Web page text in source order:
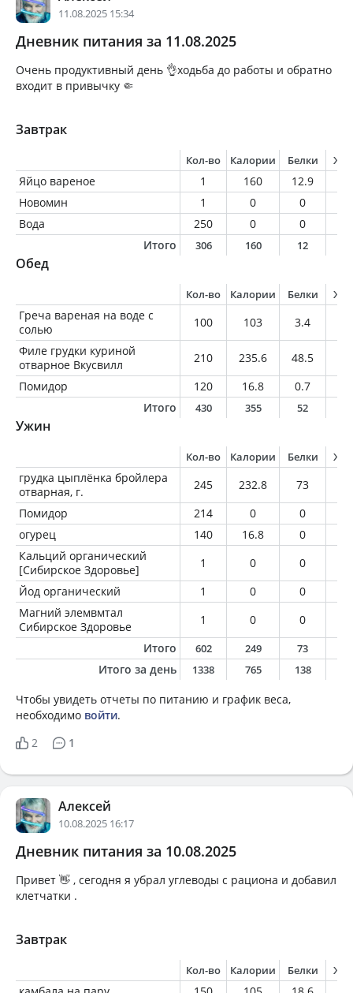
11.08.2025 15:34
Дневник питания за 11.08.2025
Очень продуктивный день 👌ходьба до работы и обратно
входит в привычку 🤏
Завтрак
Кол-во Калории Белки
Яйцо вареное 1 160 12.9
Новомин
1 0 0
Вода
250 0 0
Итого
306 160 12
Обед
Кол-во Калории Белки
Греча вареная на воде с
солью
100 103 3.4
Филе грудки куриной
отварное Вкусвилл
210 235.6 48.5
Помидор
120 16.8 0.7
Итого
430 355 52
Ужин
Кол-во Калории Белки
грудка цыплёнка бройлера
отварная, г.
245 232.8 73
Помидор
214 0 0
огурец
140 16.8 0
Кальций органический
[Сибирское Здоровье]
1 0 0
Йод органический
1 0 0
Магний элемвмтал
Сибирское Здоровье
1 0 0
Итого
602 249 73
Итого за день 1338 765 138
Чтобы увидеть отчеты по питанию и график веса,
необходимо войти.
2
1
Алексей
10.08.2025 16:17
Дневник питания за 10.08.2025
Привет 👋 , сегодня я убрал углеводы с рациона и добавил
клетчатки .
Завтрак
Кол-во Калории Белки